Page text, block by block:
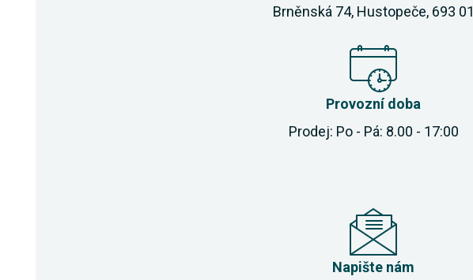
Brněnská 74, Hustopeče, 693 01
Provozní doba
Prodej: Po - Pá: 8.00 - 17:00
Napište nám